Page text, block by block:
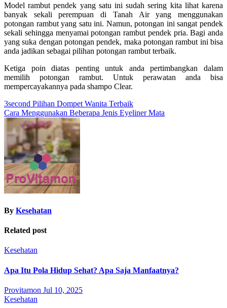
Model rambut pendek yang satu ini sudah sering kita lihat karena
banyak sekali perempuan di Tanah Air yang menggunakan
potongan rambut yang satu ini. Namun, potongan ini sangat pendek
sekali sehingga menyamai potongan rambut pendek pria. Bagi anda
yang suka dengan potongan pendek, maka potongan rambut ini bisa
anda jadikan sebagai pilihan potongan rambut terbaik.
Ketiga poin diatas penting untuk anda pertimbangkan dalam
memilih potongan rambut. Untuk perawatan anda bisa
mempercayakannya pada shampo Clear.
Post
navigation
3second Pilihan Dompet Wanita Terbaik
Cara Menggunakan Beberapa Jenis Eyeliner Mata
By Kesehatan
Related post
Kesehatan
Apa Itu Pola Hidup Sehat? Apa Saja Manfaatnya?
Provitamon Jul 10, 2025
Kesehatan